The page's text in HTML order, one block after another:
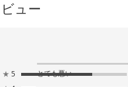
ュー
★ 5 とても悪い